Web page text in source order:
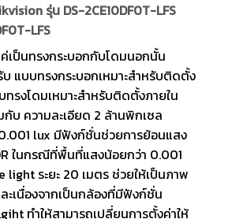
รุ่น DS-2CE10DF0T-LFS
LFS
เป็นทรงกระบอกกับโดมนอกนั้น
แบบทรงกระบอกเหมาะสำหรับติดตั้ง
รงโดมเหมาะสำหรับติดตั้งภายใน
บ ความละเอียด 2 ล้านพิกเซล
lux มีฟังก์ชั่นช่วยการย้อนแสง
ในกรณีที่พื้นที่แสงน้อยกว่า 0.001
light ระยะ 20 เมตร ช่วยให้เป็นภาพ
เนื่องจากเป็นกล้องที่มีฟังก์ชั่น
ทำให้สามารถเปลี่ยนการตั้งค่าให้